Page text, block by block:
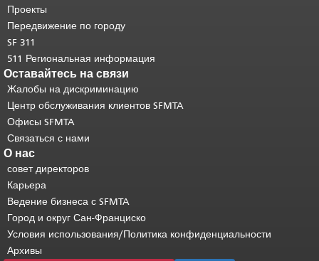
странице.
основного содержимого .
Проекты
Передвижение по городу
SF 311
511 Региональная информация
Оставайтесь на связи
Жалобы на дискриминацию
Центр обслуживания клиентов SFMTA
Офисы SFMTA
Связаться с нами
О нас
совет директоров
Карьера
Ведение бизнеса с SFMTA
Город и округ Сан-Франциско
Условия использования/Политика конфиденциальности
Архивы